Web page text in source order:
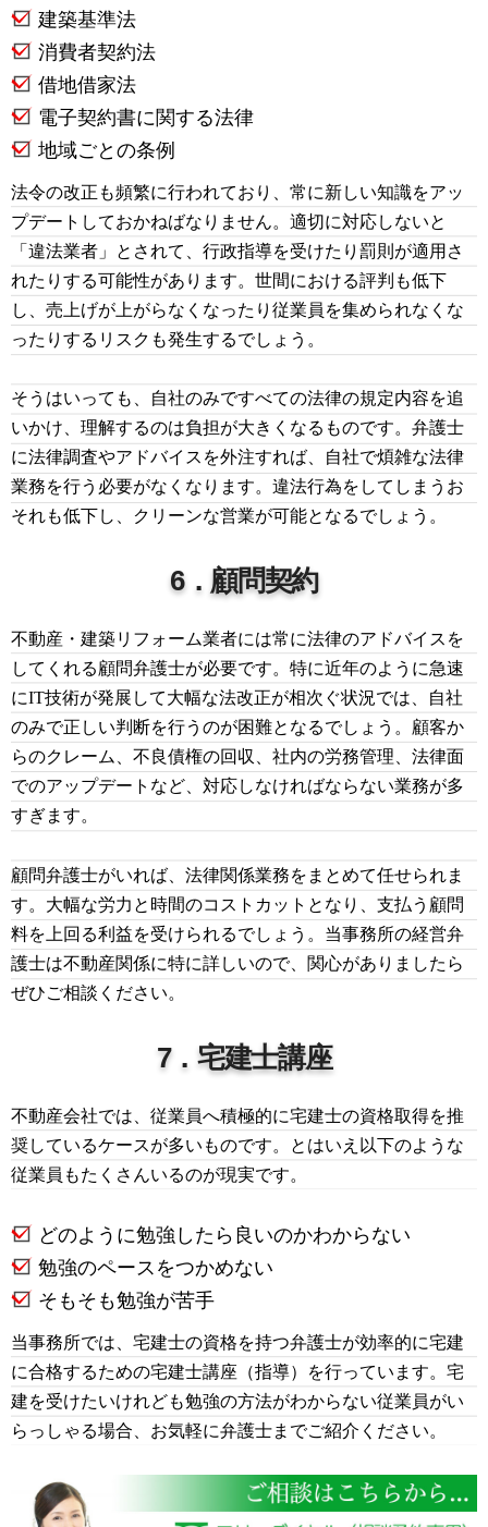
建築基準法
消費者契約法
借地借家法
電子契約書に関する法律
地域ごとの条例
法令の改正も頻繁に行われており、常に新しい知識をアッ
プデートしておかねばなりません。適切に対応しないと
「違法業者」とされて、行政指導を受けたり罰則が適用さ
れたりする可能性があります。世間における評判も低下
し、売上げが上がらなくなったり従業員を集められなくな
ったりするリスクも発生するでしょう。
そうはいっても、自社のみですべての法律の規定内容を追
いかけ、理解するのは負担が大きくなるものです。弁護士
に法律調査やアドバイスを外注すれば、自社で煩雑な法律
業務を行う必要がなくなります。違法行為をしてしまうお
それも低下し、クリーンな営業が可能となるでしょう。
6．顧問契約
不動産・建築リフォーム業者には常に法律のアドバイスを
してくれる顧問弁護士が必要です。特に近年のように急速
にIT技術が発展して大幅な法改正が相次ぐ状況では、自社
のみで正しい判断を行うのが困難となるでしょう。顧客か
らのクレーム、不良債権の回収、社内の労務管理、法律面
でのアップデートなど、対応しなければならない業務が多
すぎます。
顧問弁護士がいれば、法律関係業務をまとめて任せられま
す。大幅な労力と時間のコストカットとなり、支払う顧問
料を上回る利益を受けられるでしょう。当事務所の経営弁
護士は不動産関係に特に詳しいので、関心がありましたら
ぜひご相談ください。
7．宅建士講座
不動産会社では、従業員へ積極的に宅建士の資格取得を推
奨しているケースが多いものです。とはいえ以下のような
従業員もたくさんいるのが現実です。
どのように勉強したら良いのかわからない
勉強のペースをつかめない
そもそも勉強が苦手
当事務所では、宅建士の資格を持つ弁護士が効率的に宅建
に合格するための宅建士講座（指導）を行っています。宅
建を受けたいけれども勉強の方法がわからない従業員がい
らっしゃる場合、お気軽に弁護士までご紹介ください。